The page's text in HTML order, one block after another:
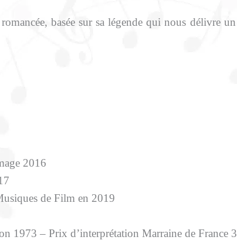
basée sur sa légende qui nous délivre un
2016
de Film en 2019
1973 – Prix d’interprétation Marraine de France 3